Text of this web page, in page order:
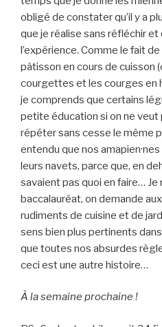
obligé de constater qu’il y a
que je réalise sans réfléchir et
l’expérience. Comme le fait
pâtisson en cours de cuisson
courgettes et les courges en
je comprends que certains
petite éducation si on ne veut
répéter sans cesse le même
entendu que nos
leurs navets, parce que, en
savaient pas quoi en faire… Je
baccalauréat, on demande
rudiments de cuisine et de
sens bien plus pertinents
que toutes nos absurdes
ceci est une autre histoire…
À la semaine prochaine !